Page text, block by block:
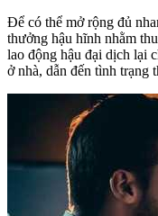
Để có thể mở rộng đủ
thưởng hậu hĩnh nhằm
lao động hậu đại dịch lại
ở nhà, dẫn đến tình trạng